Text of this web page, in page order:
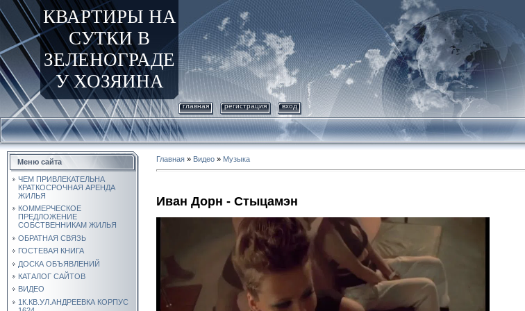
КВАРТИРЫ НА
СУТКИ В
ЗЕЛЕНОГРАДЕ
У ХОЗЯИНА
главная регистрация вход
Меню сайта
ЧЕМ ПРИВЛЕКАТЕЛЬНА
КРАТКОСРОЧНАЯ АРЕНДА
ЖИЛЬЯ
КОММЕРЧЕСКОЕ
ПРЕДЛОЖЕНИЕ
СОБСТВЕННИКАМ ЖИЛЬЯ
ОБРАТНАЯ СВЯЗЬ
ГОСТЕВАЯ КНИГА
ДОСКА ОБЪЯВЛЕНИЙ
КАТАЛОГ САЙТОВ
ВИДЕО
1К.КВ.УЛ.АНДРЕЕВКА КОРПУС
Главная » Видео » Музыка
Иван Дорн - Стыцамэн